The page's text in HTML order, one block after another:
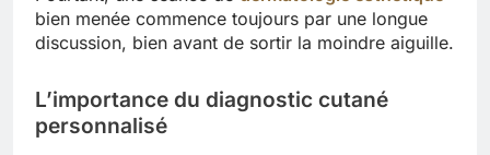
bien menée commence toujours par une longue
discussion, bien avant de sortir la moindre aiguille.
L’importance du diagnostic cutané
personnalisé